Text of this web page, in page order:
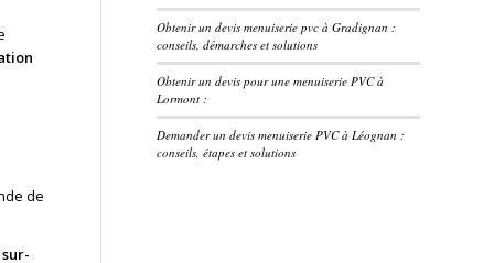
de
sur-
Obtenir un devis menuiserie pvc à Gradignan :
conseils, démarches et solutions
Obtenir un devis pour une menuiserie PVC à
Lormont :
Demander un devis menuiserie PVC à Léognan :
conseils, étapes et solutions